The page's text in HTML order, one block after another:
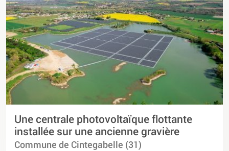
Une centrale photovoltaïque flottante
installée sur une ancienne gravière
Commune de Cintegabelle (31)